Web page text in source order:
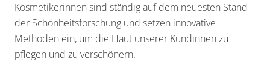
Kosmetikerinnen sind ständig auf dem neuesten Stand
der Schönheitsforschung und setzen innovative
Methoden ein, um die Haut unserer Kundinnen zu
pflegen und zu verschönern.